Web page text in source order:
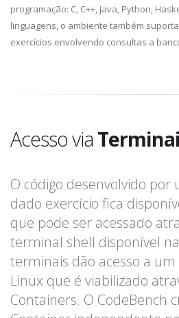
programação: C, C++, Java, Python,
linguagens, o ambiente também
exercícios envolvendo consultas a
Acesso via
O código desenvolvido
dado exercício fica
que pode ser acessado
terminal shell disponível
terminais dão acesso a
Linux que é viabilizado
Containers. O CodeBench